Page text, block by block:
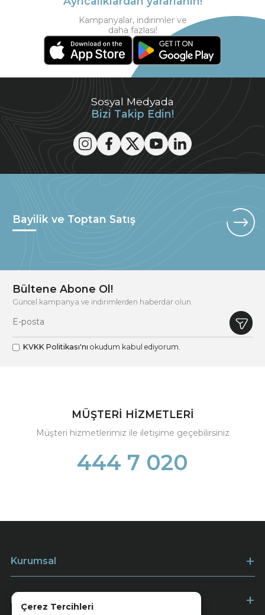
Çerez Tercihleri
Sosyal Medyada
Bizi Takip Edin!
Kampanyalar, indirimler ve
daha fazlası!
Bayilik ve Toptan Satış
Bültene Abone Ol!
Güncel kampanya ve indirimlerden haberdar olun.
KVKK Politikası'nı okudum kabul ediyorum.
MÜŞTERİ HİZMETLERİ
Müşteri hizmetlerimiz ile iletişime geçebilirsiniz
444 7 020
Kurumsal
Müşteri Hizmetleri